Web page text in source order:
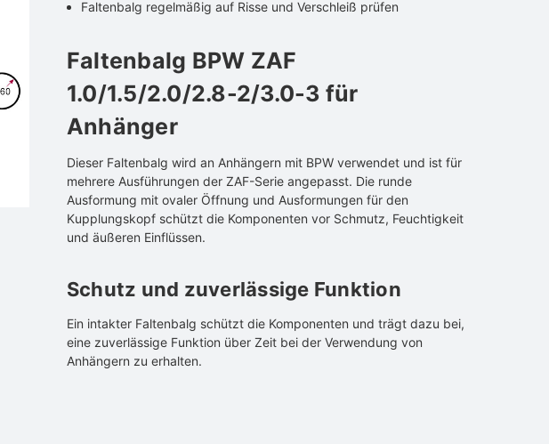
Faltenbalg regelmäßig auf Risse und Verschleiß prüfen
Faltenbalg BPW ZAF
1.0/1.5/2.0/2.8-2/3.0-3 für
Anhänger
Dieser Faltenbalg wird an Anhängern mit BPW verwendet und ist für
mehrere Ausführungen der ZAF-Serie angepasst. Die runde
Ausformung mit ovaler Öffnung und Ausformungen für den
Kupplungskopf schützt die Komponenten vor Schmutz, Feuchtigkeit
und äußeren Einflüssen.
Schutz und zuverlässige Funktion
Ein intakter Faltenbalg schützt die Komponenten und trägt dazu bei,
eine zuverlässige Funktion über Zeit bei der Verwendung von
Anhängern zu erhalten.